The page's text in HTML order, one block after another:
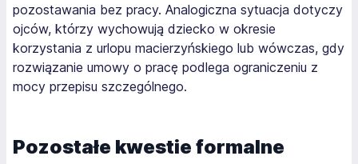
pozostawania bez pracy. Analogiczna sytuacja dotyczy
ojców, którzy wychowują dziecko w okresie
korzystania z urlopu macierzyńskiego lub wówczas, gdy
rozwiązanie umowy o pracę podlega ograniczeniu z
mocy przepisu szczególnego.
Pozostałe kwestie formalne